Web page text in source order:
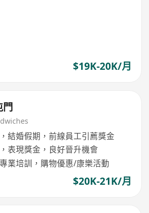
$19K-20K/月
門
結婚假期，前線員工引薦獎金
表現獎金，良好晉升機會
業培訓，購物優惠/康樂活動
$20K-21K/月